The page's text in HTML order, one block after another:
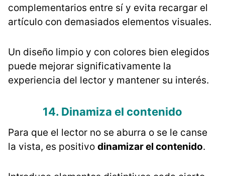
complementarios entre sí y evita recargar el
artículo con demasiados elementos visuales.
Un diseño limpio y con colores bien elegidos
puede mejorar significativamente la
experiencia del lector y mantener su interés.
14. Dinamiza el contenido
Para que el lector no se aburra o se le canse
la vista, es positivo dinamizar el contenido.